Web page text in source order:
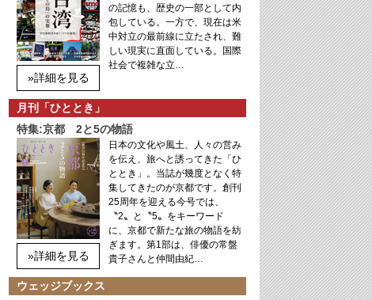
»詳細を見る
の記憶も、歴史の一部として内
包している。一方で、現在は米
中対立の最前線に立たされ、難
しい現実に直面している。国際
社会で複雑な立…
月刊「ひととき」
特集:京都 2と5の物語
»詳細を見る
日本の文化や風土、人々の営み
を伝え、旅へと誘ってきた「ひ
ととき」。当誌が幾度となく特
集してきたのが京都です。創刊
25周年を迎える今号では、
〝2〟と〝5〟をキーワード
に、京都で新たな旅の物語を紡
ぎます。第1部は、俳優の常盤
貴子さんと仲間由紀…
ウェッジブックス